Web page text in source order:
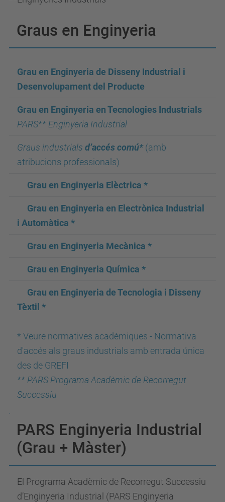
Graus en Enginyeria
Grau en Enginyeria de Disseny Industrial i
Desenvolupament del Producte
Grau en Enginyeria en Tecnologies Industrials
PARS** Enginyeria Industrial
Graus industrials d’accés comú* (amb
atribucions professionals)
Grau en Enginyeria Elèctrica *
Grau en Enginyeria en Electrònica Industrial
i Automàtica *
Grau en Enginyeria Mecànica *
Grau en Enginyeria Química *
Grau en Enginyeria de Tecnologia i Disseny
Tèxtil *
* Veure normatives acadèmiques - Normativa
d'accés als graus industrials amb entrada única
des de GREFI
** PARS Programa Acadèmic de Recorregut
Successiu
PARS Enginyeria Industrial
(Grau + Màster)
El Programa Acadèmic de Recorregut Successiu
d’Enginyeria Industrial (PARS Enginyeria